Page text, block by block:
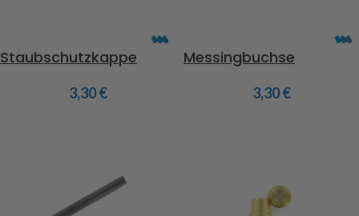
Staubschutzkappe
3,30€
Messingbuchse
3,30€